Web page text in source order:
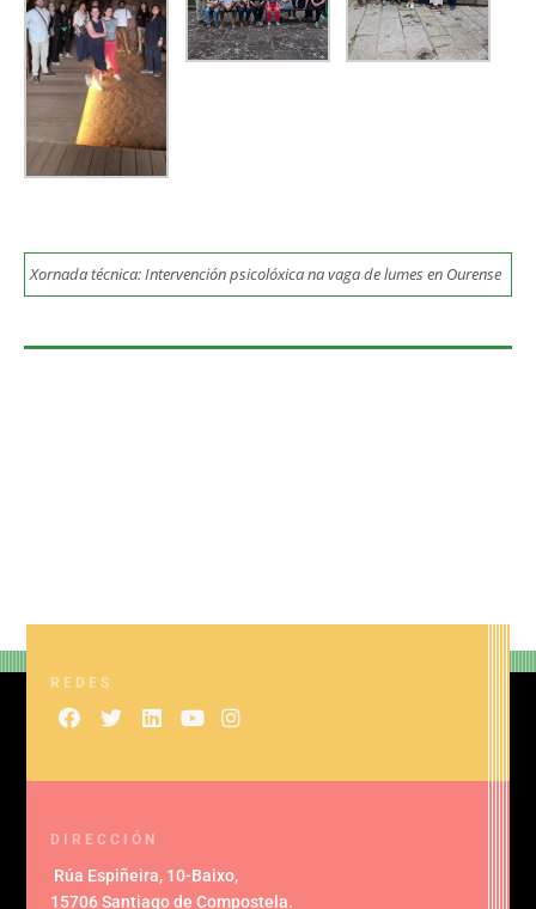
Xornada técnica: Intervención psicolóxica na vaga de lumes en Ourense
REDES
DIRECCIÓN
Rúa Espiñeira, 10-Baixo,
15706 Santiago de Compostela.